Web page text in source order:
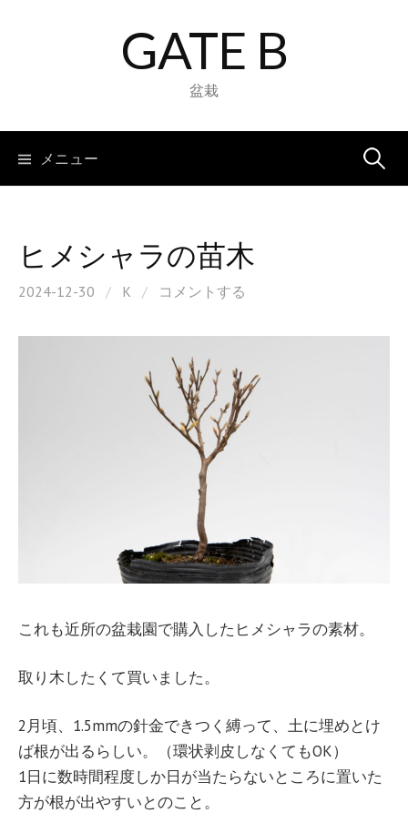
キ
GATE B
盆栽
メニュー 検
ヒメシャラの苗木
2024-12-30 / K / コメントする
これも近所の盆栽園で購入したヒメシャラの素材。
取り木したくて買いました。
2月頃、1.5mmの針金できつく縛って、土に埋めとけ
ば根が出るらしい。（環状剥皮しなくてもOK）
1日に数時間程度しか日が当たらないところに置いた
方が根が出やすいとのこと。